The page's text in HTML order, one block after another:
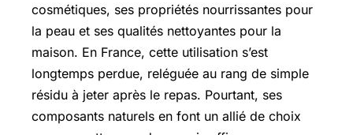
cosmétiques, ses propriétés nourrissantes pour
la peau et ses qualités nettoyantes pour la
maison. En France, cette utilisation s’est
longtemps perdue, reléguée au rang de simple
résidu à jeter après le repas. Pourtant, ses
composants naturels en font un allié de choix